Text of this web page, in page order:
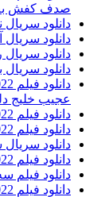
صدف کفش به
دانلود سریال
دانلود
دانلود
دانلود سریال
عجیب خلیج
دانلود فیلم Seoul Vibe 2022 حال و هوای سئول
دانلود فیلم Alienoid 2022 بیگانه
دانلود
دانلود فیلم I Came By 2022 آمدم
دانلود فیلم
دانلود فیلم Fourth of July 2022 چهارم جولای